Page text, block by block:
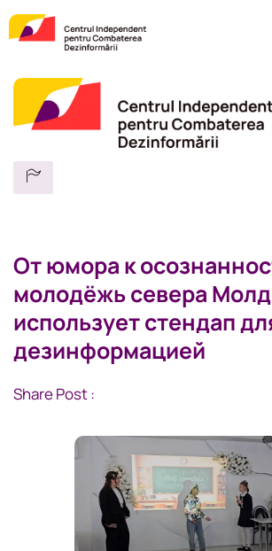
От юмора к
молодёжь севера
использует стендап
дезинформацией
Share Post :